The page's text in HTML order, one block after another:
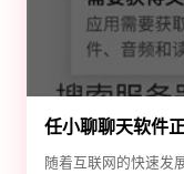
任小聊聊天软件
选！
随着互联网的快速发